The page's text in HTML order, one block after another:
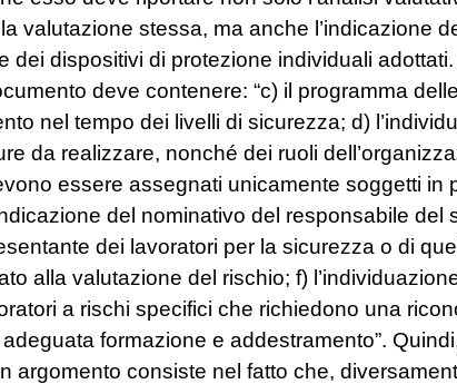
valutazione stessa, ma anche l’indicazione
dei dispositivi di protezione individuali
deve contenere: “c) il programma
nel tempo dei livelli di sicurezza; d)
da realizzare, nonché dei ruoli
essere assegnati unicamente soggetti in
del nominativo del responsabile del
dei lavoratori per la sicurezza o di
alla valutazione del rischio; f)
a rischi specifici che richiedono una
formazione e addestramento”.
argomento consiste nel fatto che,